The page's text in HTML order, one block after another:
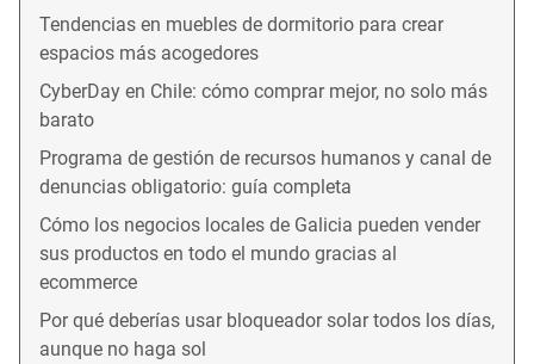
Tendencias en muebles de dormitorio para crear
espacios más acogedores
CyberDay en Chile: cómo comprar mejor, no solo más
barato
Programa de gestión de recursos humanos y canal de
denuncias obligatorio: guía completa
Cómo los negocios locales de Galicia pueden vender
sus productos en todo el mundo gracias al
ecommerce
Por qué deberías usar bloqueador solar todos los días,
aunque no haga sol